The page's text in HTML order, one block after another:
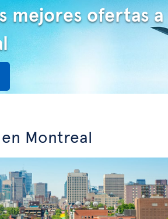
mejores ofertas a
Montreal